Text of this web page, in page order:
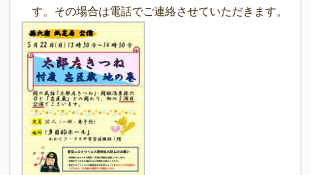
す。その場合は電話でご連絡させていただきます。